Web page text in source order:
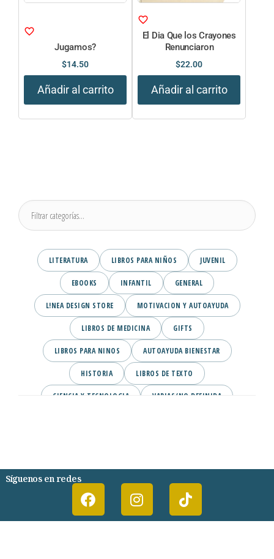
Jugamos?
$14.50
Añadir al carrito
El Dia Que los Crayones
Renunciaron
$22.00
Añadir al carrito
LITERATURA LIBROS PARA NIÑOS JUVENIL
EBOOKS INFANTIL GENERAL
L!NEA DESIGN STORE MOTIVACION Y AUTOAYUDA
LIBROS DE MEDICINA GIFTS
LIBROS PARA NINOS AUTOAYUDA BIENESTAR
HISTORIA LIBROS DE TEXTO
CIENCIA Y TECNOLOGIA VARIAS/NO DEFINIDA
Síguenos en redes